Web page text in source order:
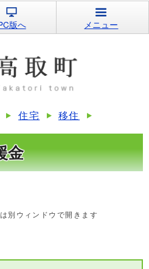
版へ メニュー
住宅 移住
金
別ウィンドウで開きます